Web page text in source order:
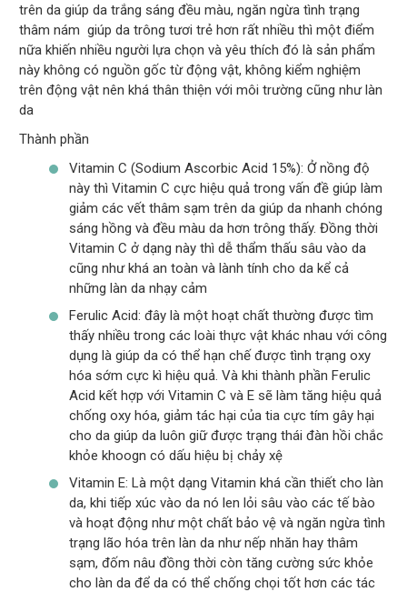
trên da giúp da trắng sáng đều màu, ngăn ngừa tình trạng
thâm nám giúp da trông tươi trẻ hơn rất nhiều thì một điểm
nữa khiến nhiều người lựa chọn và yêu thích đó là sản phẩm
này không có nguồn gốc từ động vật, không kiểm nghiệm
trên động vật nên khá thân thiện với môi trường cũng như làn
da
Thành phần
Vitamin C (Sodium Ascorbic Acid 15%): Ở nồng độ
này thì Vitamin C cực hiệu quả trong vấn đề giúp làm
giảm các vết thâm sạm trên da giúp da nhanh chóng
sáng hồng và đều màu da hơn trông thấy. Đồng thời
Vitamin C ở dạng này thì dễ thẩm thấu sâu vào da
cũng như khá an toàn và lành tính cho da kể cả
những làn da nhạy cảm
Ferulic Acid: đây là một hoạt chất thường được tìm
thấy nhiều trong các loài thực vật khác nhau với công
dụng là giúp da có thể hạn chế được tình trạng oxy
hóa sớm cực kì hiệu quả. Và khi thành phần Ferulic
Acid kết hợp với Vitamin C và E sẽ làm tăng hiệu quả
chống oxy hóa, giảm tác hại của tia cực tím gây hại
cho da giúp da luôn giữ được trạng thái đàn hồi chắc
khỏe khoogn có dấu hiệu bị chảy xệ
Vitamin E: Là một dạng Vitamin khá cần thiết cho làn
da, khi tiếp xúc vào da nó len lỏi sâu vào các tế bào
và hoạt động như một chất bảo vệ và ngăn ngừa tình
trạng lão hóa trên làn da như nếp nhăn hay thâm
sạm, đốm nâu đồng thời còn tăng cường sức khỏe
cho làn da để da có thể chống chọi tốt hơn các tác